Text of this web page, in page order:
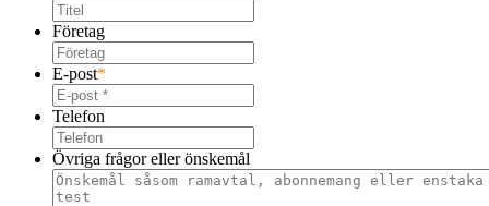
Företag
E-post*
Telefon
Övriga frågor eller önskemål